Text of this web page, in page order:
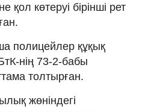
қол көтеруі бірінші рет
полицейлер құқық
нің 73-2-бабы
толтырған.
жөніндегі